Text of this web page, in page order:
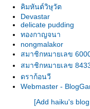
คิมหันต์วิษุวัต
Devastar
delicate pudding
ทองกาญจนา
nongmalakor
สมาชิกหมายเลข
สมาชิกหมายเลข
ดราก้อนวี
Webmaster -
[Add haiku's